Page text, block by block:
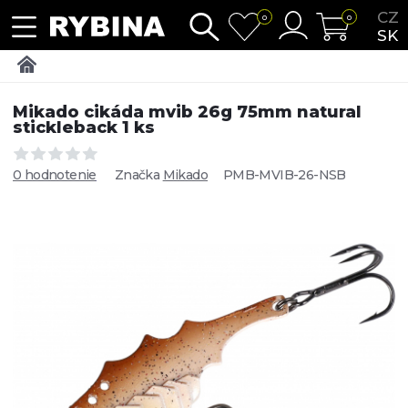
CZ
SK
0 0
Mikado cikáda mvib 26g 75mm natural
stickleback 1 ks
0 hodnotenie Značka Mikado PMB-MVIB-26-NSB